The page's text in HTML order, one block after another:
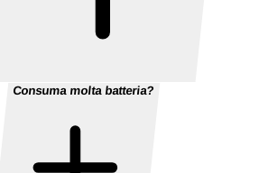
Consuma molta batteria?